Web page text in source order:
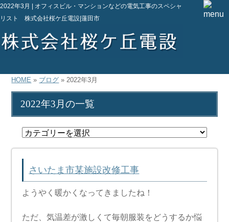
2022年3月 | オフィスビル・マンションなどの電気工事のスペシャ
リスト 株式会社桜ケ丘電設|蓮田市
HOME » ブログ » 2022年3月
2022年3月の一覧
さいたま市某施設改修工事
ようやく暖かくなってきましたね！
ただ、気温差が激しくて毎朝服装をどうするか悩